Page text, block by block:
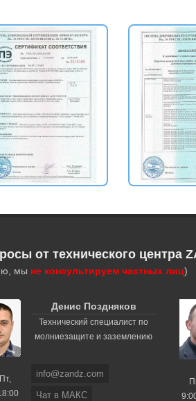
от технического центра
мы не консультируем частных лиц)
Денис Поздняков
Технический специалист по
молниезащите и заземлению
info@zandz.com
Чат в МАКС